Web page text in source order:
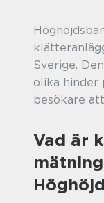
Sverige.
olika hinder
besökare
Vad är